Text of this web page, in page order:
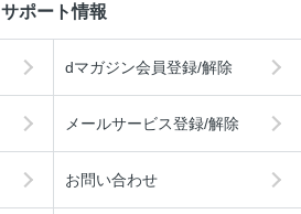
サポート情報
dマガジン会員登録/解除
メールサービス登録/解除
お問い合わせ